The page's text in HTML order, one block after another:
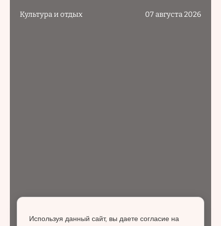
Культура и отдых 07 августа 2026
Используя данный сайт, вы даете согласие на